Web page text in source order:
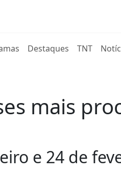
Destaques TNT
mais
e 24 de